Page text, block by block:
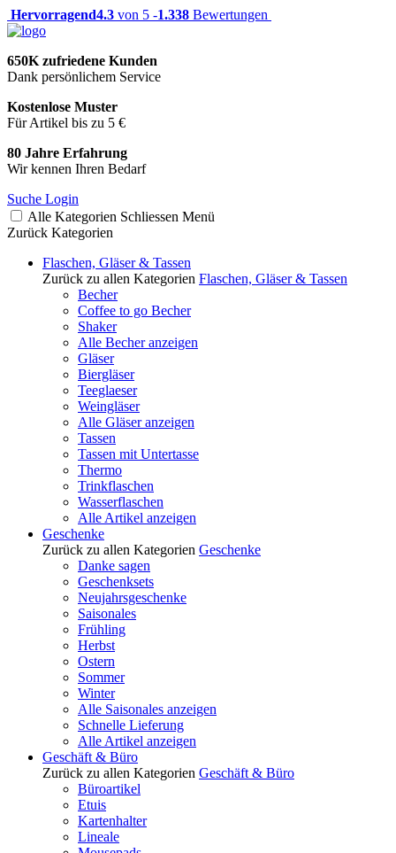
Hervorragend4.3 von 5 -1.338 Bewertungen
650K zufriedene Kunden
Dank persönlichem Service
Kostenlose Muster
Für Artikel bis zu 5 €
80 Jahre Erfahrung
Wir kennen Ihren Bedarf
Suche Login
Alle Kategorien Schliessen Menü
Zurück Kategorien
Flaschen, Gläser & Tassen
Zurück zu allen Kategorien Flaschen, Gläser & Tassen
Becher
Coffee to go Becher
Shaker
Alle Becher anzeigen
Gläser
Biergläser
Teeglaeser
Weingläser
Alle Gläser anzeigen
Tassen
Tassen mit Untertasse
Thermo
Trinkflaschen
Wasserflaschen
Alle Artikel anzeigen
Geschenke
Zurück zu allen Kategorien Geschenke
Danke sagen
Geschenksets
Neujahrsgeschenke
Saisonales
Frühling
Herbst
Ostern
Sommer
Winter
Alle Saisonales anzeigen
Schnelle Lieferung
Alle Artikel anzeigen
Geschäft & Büro
Zurück zu allen Kategorien Geschäft & Büro
Büroartikel
Etuis
Kartenhalter
Lineale